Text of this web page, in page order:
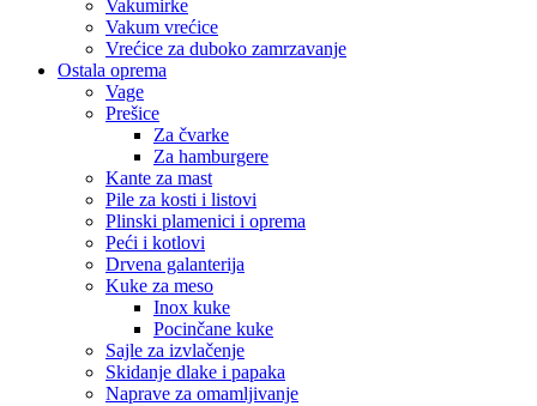
Vakumirke
Vakum vrećice
Vrećice za duboko zamrzavanje
Ostala oprema
Vage
Prešice
Za čvarke
Za hamburgere
Kante za mast
Pile za kosti i listovi
Plinski plamenici i oprema
Peći i kotlovi
Drvena galanterija
Kuke za meso
Inox kuke
Pocinčane kuke
Sajle za izvlačenje
Skidanje dlake i papaka
Naprave za omamljivanje